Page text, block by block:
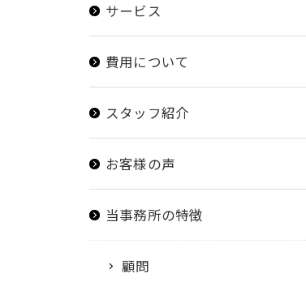
サービス
費用について
スタッフ紹介
お客様の声
当事務所の特徴
顧問